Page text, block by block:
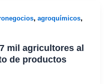
, agroquímicos,
mil agricultores al
de productos